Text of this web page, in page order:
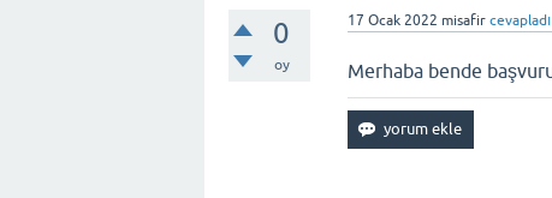
0
oy
17 Ocak 2022 misafir cevapladı
Merhaba bende